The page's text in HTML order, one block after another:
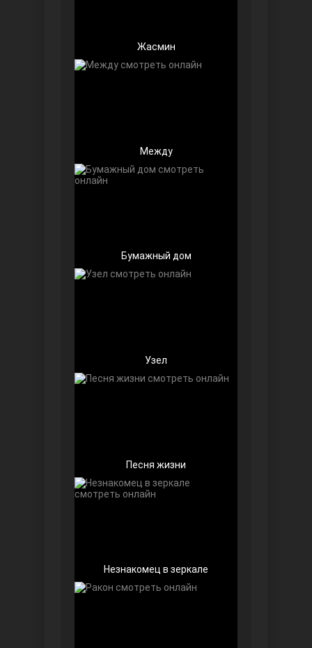
Ранняя пташка
Жасмин
Между
Бумажный дом
Узел
Песня жизни
Незнакомец в зеркале